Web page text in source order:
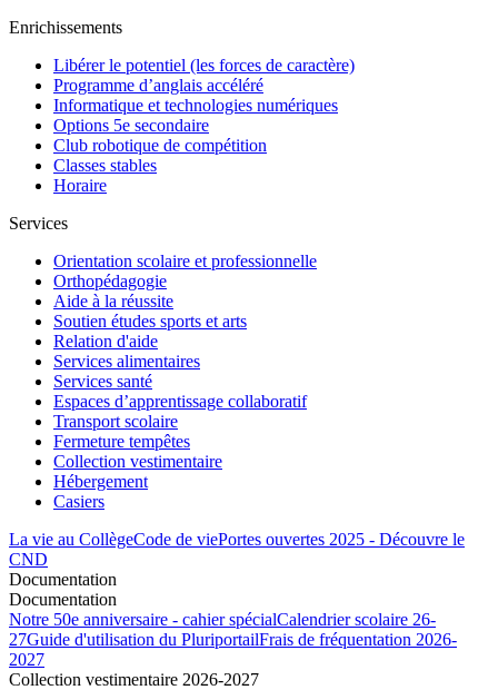
Enrichissements
Libérer le potentiel (les forces de caractère)
Programme d’anglais accéléré
Informatique et technologies numériques
Options 5e secondaire
Club robotique de compétition
Classes stables
Horaire
Services
Orientation scolaire et professionnelle
Orthopédagogie
Aide à la réussite
Soutien études sports et arts
Relation d'aide
Services alimentaires
Services santé
Espaces d’apprentissage collaboratif
Transport scolaire
Fermeture tempêtes
Collection vestimentaire
Hébergement
Casiers
La vie au CollègeCode de viePortes ouvertes 2025 - Découvre le
CND
Documentation
Documentation
Notre 50e anniversaire - cahier spécialCalendrier scolaire 26-
27Guide d'utilisation du PluriportailFrais de fréquentation 2026-
2027
Collection vestimentaire 2026-2027